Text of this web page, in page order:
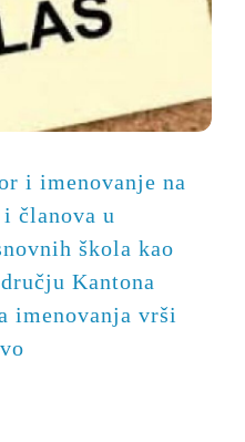
i imenovanje na
članova u
škola kao
Kantona
imenovanja vrši